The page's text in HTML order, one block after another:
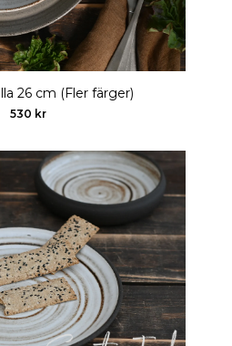
26 cm (Fler färger)
530 kr